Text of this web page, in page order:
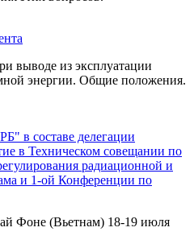
выводе из эксплуатации
энергии. Общие положения.
в составе делегации
в Техническом совещании по
радиационной и
и 1-ой Конференции по
Фоне (Вьетнам) 18-19 июля